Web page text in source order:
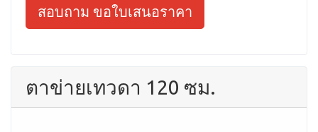
สอบถาม ขอใบเสนอราคา
ตาข่ายเทวดา 120 ซม.